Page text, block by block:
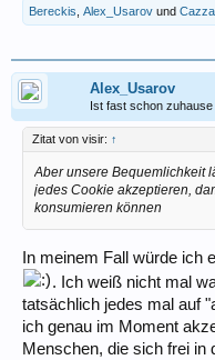
Bereckis Alex_Usarov und
Alex_Usarov
Ist fast schon zuhause
Zitat von visir: ↑
Aber unsere Bequemlichkeit
jedes Cookie akzeptieren,
konsumieren können
In meinem Fall würde ich
. Ich weiß nicht mal
tatsächlich jedes mal auf
ich genau im Moment
Menschen, die sich frei in